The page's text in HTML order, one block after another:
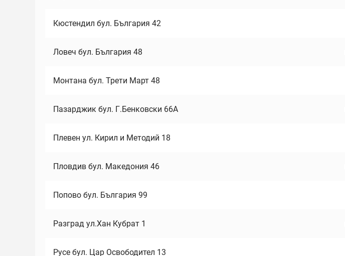
Кюстендил бул. България 42
Ловеч бул. България 48
Монтана бул. Трети Март 48
Пазарджик бул. Г.Бенковски 66А
Плевен ул. Кирил и Методий 18
Пловдив бул. Македония 46
Попово бул. България 99
Разград ул.Хан Кубрат 1
Русе бул. Цар Освободител 13